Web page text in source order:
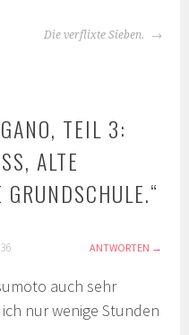
Die verflixte Sieben.
TEIL 3:
ALTE
“
ANTWORTEN
auch sehr
nur wenige Stunden